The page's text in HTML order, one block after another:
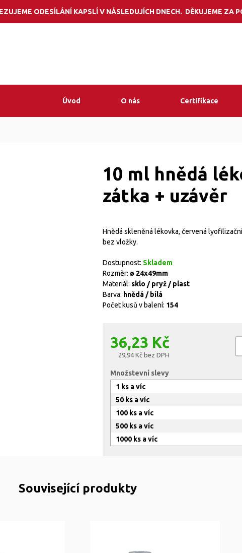
ODESÍLÁNÍ KAPSLÍ V NÁSLEDUJÍCH DNECH. DĚKUJEME ZA
Potřebujete poradit? Volejte
Úvod O nás Certifikace
10 ml hnědá
zátka + uzávěr
Hnědá skleněná lékovka, červená
bez vložky.
Dostupnost: Skladem
Rozměr: ø 24x49mm
Materiál: sklo / pryž / plast
Barva: hnědá / bílá
Počet kusů v balení: 154
36,23 Kč
29,94 Kč bez DPH
Množstevní slevy
1 ks a víc
50 ks a víc
100 ks a víc
500 ks a víc
1000 ks a víc
Související produkty